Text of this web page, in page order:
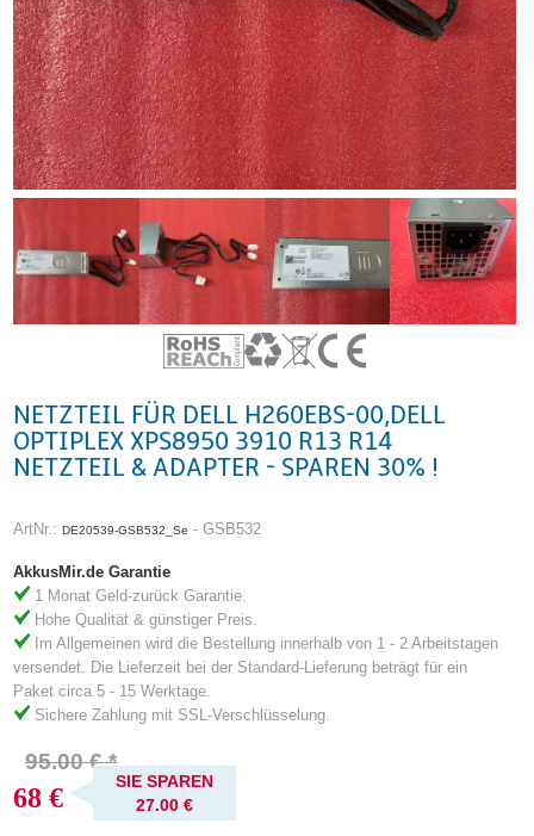
NETZTEIL FÜR DELL H260EBS-00,DELL
OPTIPLEX XPS8950 3910 R13 R14
NETZTEIL & ADAPTER - SPAREN 30% !
ArtNr.:DE20539-GSB532_Se - GSB532
AkkusMir.de Garantie
1 Monat Geld-zurück Garantie.
Hohe Qualität & günstiger Preis.
Im Allgemeinen wird die Bestellung innerhalb von 1 - 2 Arbeitstagen
versendet. Die Lieferzeit bei der Standard-Lieferung beträgt für ein
Paket circa 5 - 15 Werktage.
Sichere Zahlung mit SSL-Verschlüsselung.
95.00 € *
68 €
SIE SPAREN
27.00 €